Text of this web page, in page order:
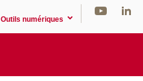
Outils numériques